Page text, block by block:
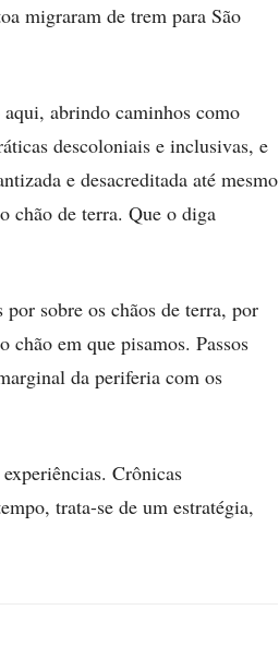
migraram de trem para São
aqui, abrindo caminhos como
descoloniais e inclusivas, e
e desacreditada até mesmo
chão de terra. Que o diga
sobre os chãos de terra, por
chão em que pisamos. Passos
da periferia com os
Crônicas
trata-se de um estratégia,